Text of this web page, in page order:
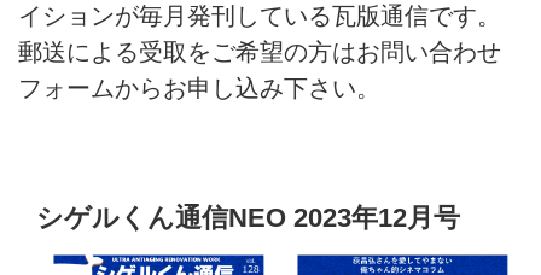
イションが毎月発刊している瓦版通信です。
郵送による受取をご希望の方はお問い合わせ
フォームからお申し込み下さい。
シゲルくん通信NEO 2023年12月号